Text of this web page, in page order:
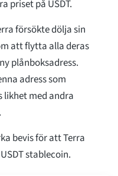
priset på USDT.
försökte dölja sin
att flytta alla deras
plånboksadress.
adress som
likhet med andra
bevis för att Terra
stablecoin.